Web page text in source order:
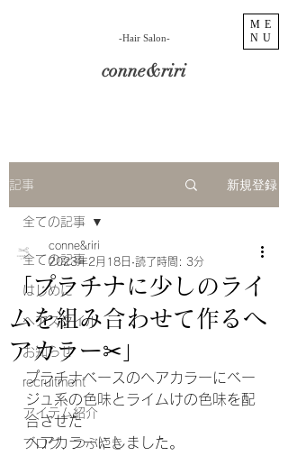
ME
NU
conne&riri
​-Hair Salon-
記事 新規登録
全ての記事
はじめに
ヘアスタイル
お知らせ
recruitment
アイテム紹介
ブログ、つぶやき
全ての記事
「プラチナに少しのライ
ムを組み合わせて作るヘ
アカラー✂︎」
conne&riri
2023年2月18日 読了時間: 3分
プラチナベースのヘアカラーにベー
ジュ系の色味とライムけの色味を配
合させた
ヘアカラーにしました。